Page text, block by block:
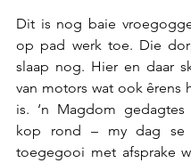
Dit is nog baie
op pad werk toe. Die
slaap nog. Hier en daar
van motors wat ook êrens
is. ‘n Magdom
kop rond – my dag se
toegegooi met afsprake